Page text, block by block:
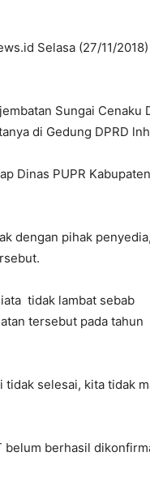
Selasa (27/11/
Sungai Cenaku
di Gedung DPRD
Dinas PUPR
dengan pihak
tidak lambat sebab
tersebut pada tahun
selesai, kita tidak
belum berhasil